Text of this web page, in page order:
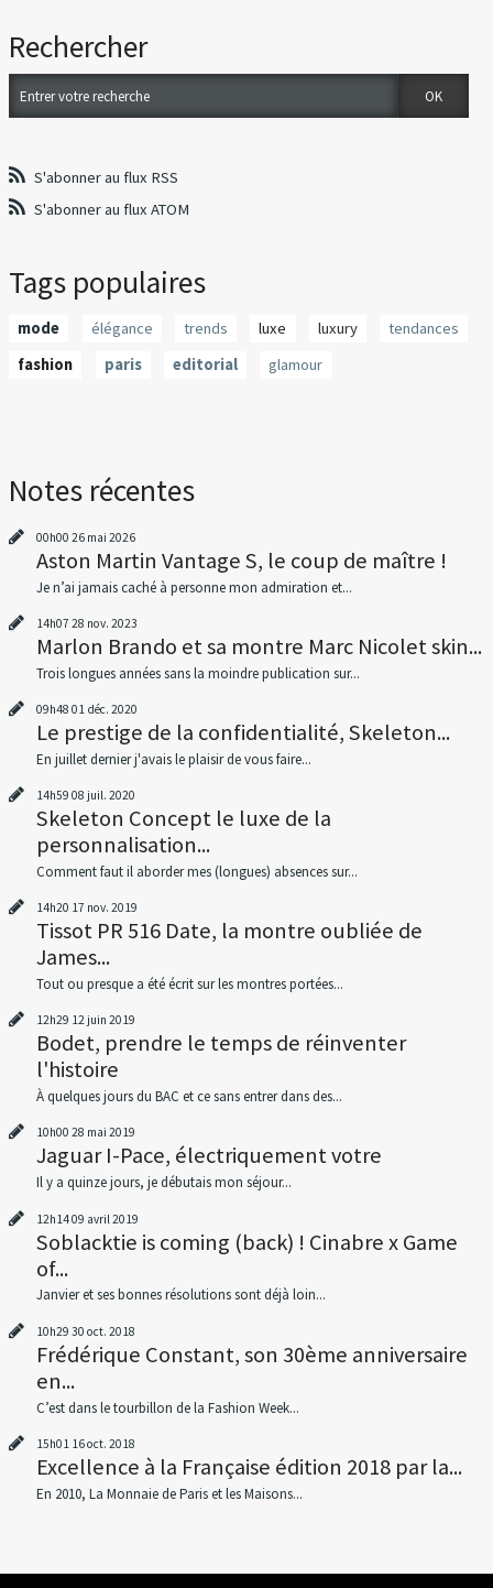
Rechercher
S'abonner au flux RSS
S'abonner au flux ATOM
Tags populaires
mode élégance trends luxe luxury
tendances
fashion
paris editorial glamour
Notes récentes
00h00 26 mai 2026
Aston Martin Vantage S, le coup de maître !
Je n’ai jamais caché à personne mon admiration et...
14h07 28 nov. 2023
Marlon Brando et sa montre Marc Nicolet skin...
Trois longues années sans la moindre publication sur...
09h48 01 déc. 2020
Le prestige de la confidentialité, Skeleton...
En juillet dernier j'avais le plaisir de vous faire...
14h59 08 juil. 2020
Skeleton Concept le luxe de la
personnalisation...
Comment faut il aborder mes (longues) absences sur...
14h20 17 nov. 2019
Tissot PR 516 Date, la montre oubliée de
James...
Tout ou presque a été écrit sur les montres portées...
12h29 12 juin 2019
Bodet, prendre le temps de réinventer
l'histoire
À quelques jours du BAC et ce sans entrer dans des...
10h00 28 mai 2019
Jaguar I-Pace, électriquement votre
Il y a quinze jours, je débutais mon séjour...
12h1409 avril 2019
Soblacktie is coming (back) ! Cinabre x Game
of...
Janvier et ses bonnes résolutions sont déjà loin...
10h29 30 oct. 2018
Frédérique Constant, son 30ème anniversaire
en...
C’est dans le tourbillon de la Fashion Week...
15h01 16oct. 2018
Excellence à la Française édition 2018 par la...
En 2010, La Monnaie de Paris et les Maisons...